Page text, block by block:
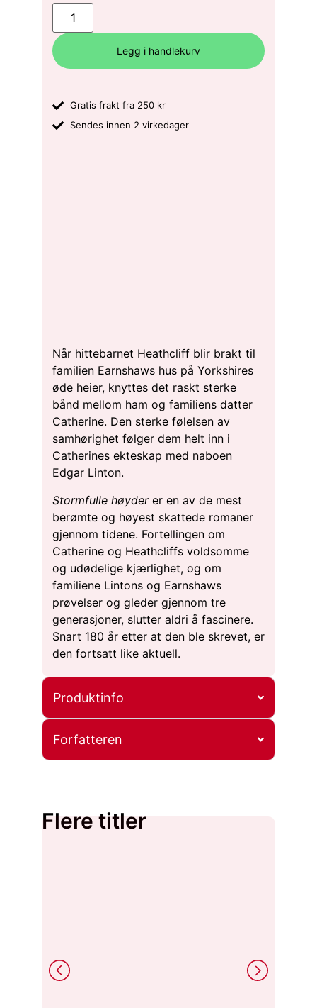
Legg i handlekurv
Gratis frakt fra 250 kr
Sendes innen 2 virkedager
Når hittebarnet Heathcliff blir brakt til
familien Earnshaws hus på Yorkshires
øde heier, knyttes det raskt sterke
bånd mellom ham og familiens datter
Catherine. Den sterke følelsen av
samhørighet følger dem helt inn i
Catherines ekteskap med naboen
Edgar Linton.
Stormfulle høyderer en av de mest
berømte og høyest skattede romaner
gjennom tidene. Fortellingen om
Catherine og Heathcliffs voldsomme
og udødelige kjærlighet, og om
familiene Lintons og Earnshaws
prøvelser og gleder gjennom tre
generasjoner, slutter aldri å fascinere.
Snart 180 år etter at den ble skrevet, er
den fortsatt like aktuell.
Produktinfo
Forfatteren
Flere titler